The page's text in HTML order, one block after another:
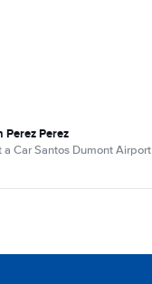
Perez Perez
a Car Santos Dumont Airport